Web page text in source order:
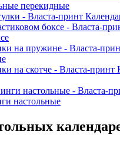
перекидные
настольные